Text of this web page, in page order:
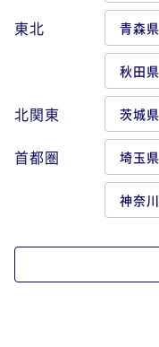
東北 青森県
秋田県
北関東 茨城県
首都圏 埼玉県
神奈